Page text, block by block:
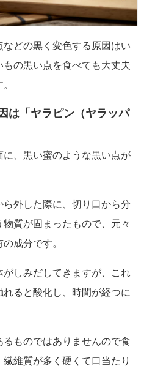
どの黒く変色する原因はい
の黒い点を食べても大丈夫
は「ヤラピン（ヤラッパ
、黒い蜜のような黒い点が
外した際に、切り口から分
質が固まったもので、元々
成分です。
しみだしてきますが、これ
ると酸化し、時間が経つに
ものではありませんので食
維質が多く硬くて口当たり